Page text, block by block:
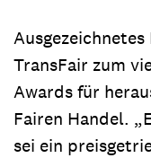
TransFair zum
Awards für
Fairen Handel.
sei ein